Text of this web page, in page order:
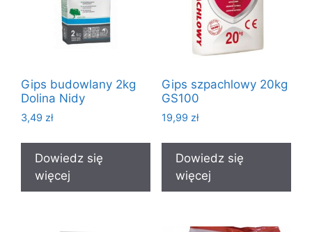
Gips budowlany 2kg
Dolina Nidy
3,49 zł
Dowiedz się
więcej
Gips szpachlowy 20kg
GS100
19,99 zł
Dowiedz się
więcej